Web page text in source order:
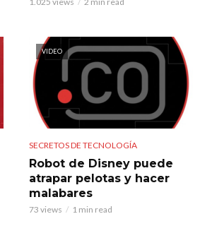
VIDEO
SECRETOS DE TECNOLOGÍA
Robot de Disney puede
atrapar pelotas y hacer
malabares
73 views 1 min read